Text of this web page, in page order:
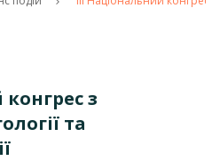
конгрес з
та